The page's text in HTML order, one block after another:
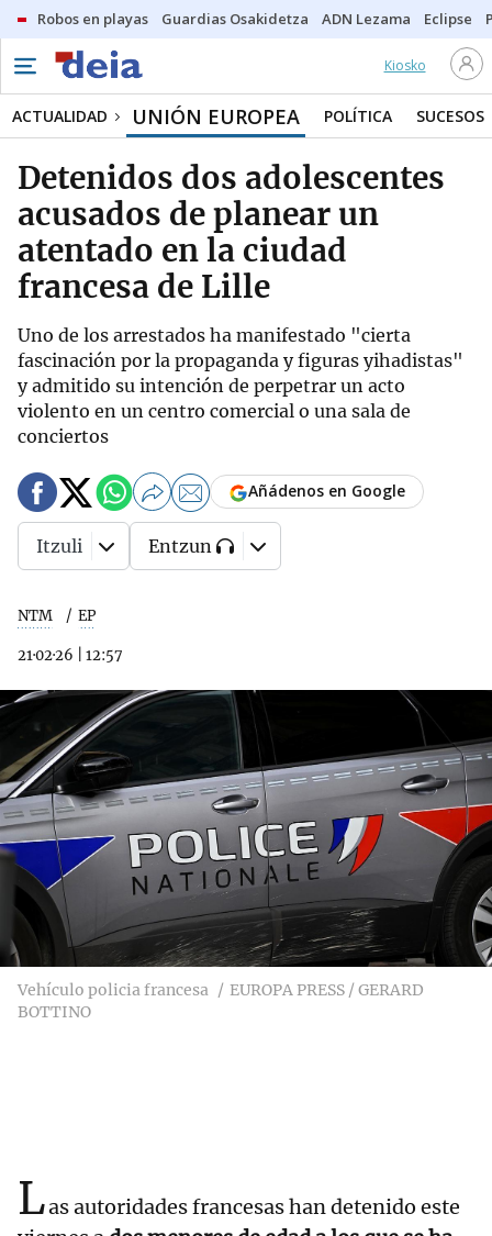
Robos en playas Guardias Osakidetza ADN Lezama Eclipse
Kiosko
ACTUALIDAD UNIÓN EUROPEA POLÍTICA SUCESOS
Detenidos dos adolescentes
acusados de planear un
atentado en la ciudad
francesa de Lille
Uno de los arrestados ha manifestado "cierta
fascinación por la propaganda y figuras yihadistas"
y admitido su intención de perpetrar un acto
violento en un centro comercial o una sala de
conciertos
NTM EP
21·02·26 12:57
Añádenos en Google
Itzuli Entzun
Vehículo policia francesa
EUROPA PRESS / GERARD
BOTTINO
Las autoridades francesas han detenido este